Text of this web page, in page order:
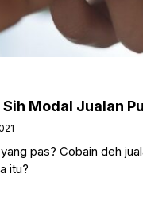
Modal Jualan
pas? Cobain deh
itu?